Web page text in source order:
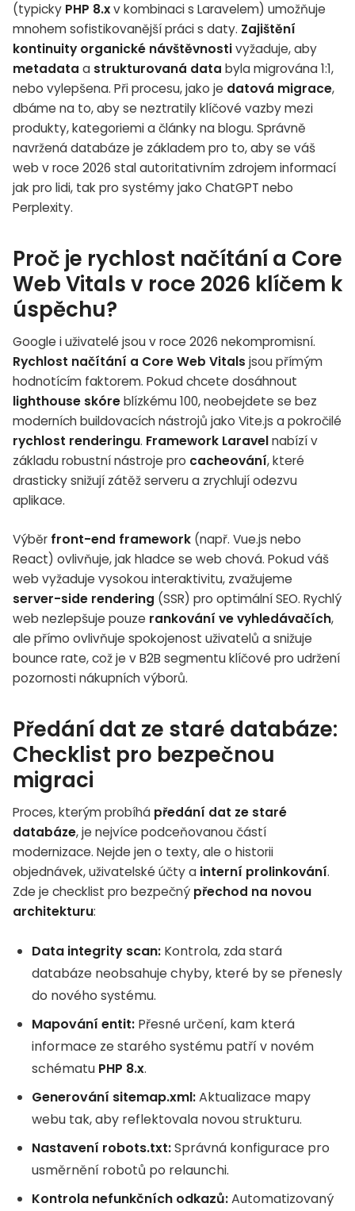
(typicky PHP 8.xv kombinaci s Laravelem) umožňuje
mnohem sofistikovanější práci s daty. Zajištění
kontinuity organické návštěvnostivyžaduje, aby
metadata a strukturovaná data byla migrována 1:1,
nebo vylepšena. Při procesu, jako je datová migrace,
dbáme na to, aby se neztratily klíčové vazby mezi
produkty, kategoriemi a články na blogu. Správně
navržená databáze je základem pro to, aby se váš
web v roce 2026 stal autoritativním zdrojem informací
jak pro lidi, tak pro systémy jako ChatGPT nebo
Perplexity.
Proč je rychlost načítání a Core
Web Vitals v roce 2026 klíčem k
úspěchu?
Google i uživatelé jsou v roce 2026 nekompromisní.
Rychlost načítání a Core Web Vitals jsou přímým
hodnotícím faktorem. Pokud chcete dosáhnout
lighthouse skóreblízkému 100, neobejdete se bez
moderních buildovacích nástrojů jako Vite.js a pokročilé
rychlost renderingu. Framework Laravelnabízí v
základu robustní nástroje pro cacheování, které
drasticky snižují zátěž serveru a zrychlují odezvu
aplikace.
Výběr front-end framework (např. Vue.js nebo
React) ovlivňuje, jak hladce se web chová. Pokud váš
web vyžaduje vysokou interaktivitu, zvažujeme
server-side rendering (SSR) pro optimální SEO. Rychlý
web nezlepšuje pouze rankování ve vyhledávačích,
ale přímo ovlivňuje spokojenost uživatelů a snižuje
bounce rate, což je v B2B segmentu klíčové pro udržení
pozornosti nákupních výborů.
Předání dat ze staré databáze:
Checklist pro bezpečnou
migraci
Proces, kterým probíhá předání dat ze staré
databáze, je nejvíce podceňovanou částí
modernizace. Nejde jen o texty, ale o historii
objednávek, uživatelské účty a interní prolinkování.
Zde je checklist pro bezpečný přechod na novou
architekturu:
Data integrity scan: Kontrola, zda stará
databáze neobsahuje chyby, které by se přenesly
do nového systému.
Mapování entit: Přesné určení, kam která
informace ze starého systému patří v novém
schématu PHP 8.x.
Generování sitemap.xml:Aktualizace mapy
webu tak, aby reflektovala novou strukturu.
Nastavení robots.txt:Správná konfigurace pro
usměrnění robotů po relaunchi.
Kontrola nefunkčních odkazů:Automatizovaný